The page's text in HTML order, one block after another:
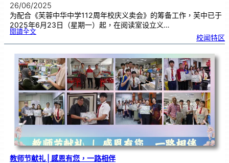
26/06/2025
为配合《芙蓉中华中学112周年校庆义卖会》的筹备工作，芙中已于
2025年6月23日（星期一）起，在阅读室设立义…
閱讀全文:芙
动
卖
预
售
活
动
|家
长
会
全
力
支
持
华
教
发
展
校闻特区
教师节献礼 | 感恩有您，一路相伴